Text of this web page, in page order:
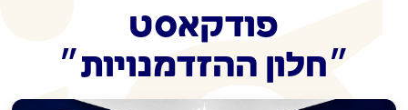
פודקאסט
״חלון ההזדמנויות״